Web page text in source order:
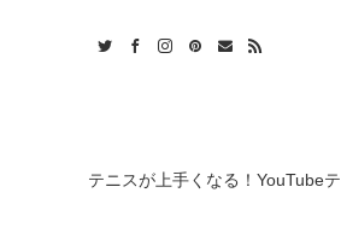
テニスが上手くなる！YouTube